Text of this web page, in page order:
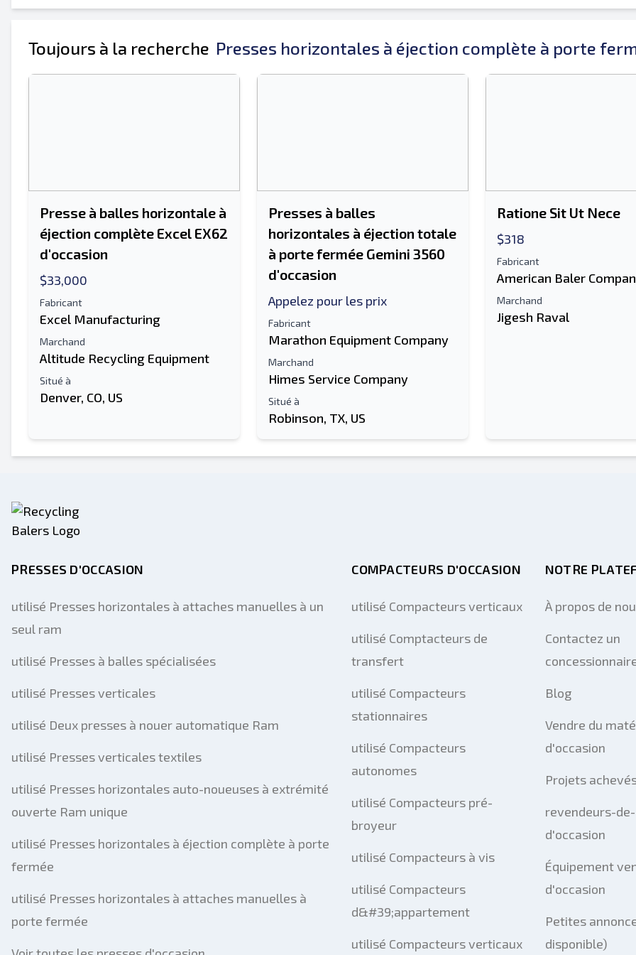
Mobile
Toujours à la recherche Presses horizontales à éjection complète à porte
Presse à balles horizontale à
éjection complète Excel EX62
d'occasion
$33,000
Fabricant
Excel Manufacturing
Marchand
Altitude Recycling Equipment
Situé à
Denver, CO, US
Presses à balles
horizontales à éjection totale
à porte fermée Gemini 3560
d'occasion
Appelez pour les prix
Fabricant
Marathon Equipment Company
Marchand
Himes Service Company
Situé à
Robinson, TX, US
Ratione Sit Ut Nece
$318
Fabricant
American Baler
Marchand
Jigesh Raval
Information additionnelle
PRESSES D'OCCASION
utilisé Presses horizontales à attaches manuelles à un
seul ram
utilisé Presses à balles spécialisées
utilisé Presses verticales
utilisé Deux presses à nouer automatique Ram
utilisé Presses verticales textiles
utilisé Presses horizontales auto-noueuses à extrémité
ouverte Ram unique
utilisé Presses horizontales à éjection complète à porte
fermée
utilisé Presses horizontales à attaches manuelles à
porte fermée
COMPACTEURS D'OCCASION
utilisé Compacteurs verticaux
utilisé Comptacteurs de
transfert
utilisé Compacteurs
stationnaires
utilisé Compacteurs
autonomes
utilisé Compacteurs pré-
broyeur
utilisé Compacteurs à vis
utilisé Compacteurs
d&#39;appartement
utilisé Compacteurs verticaux
NOTRE
À propos de
Contactez un
Blog
Vendre du
d'occasion
Projets
revendeurs-
d'occasion
Équipement
d'occasion
Petites
disponible)